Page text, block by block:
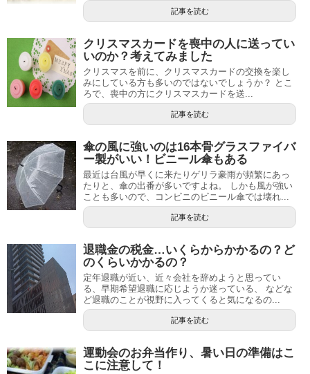
記事を読む
クリスマスカードを喪中の人に送ってい
いのか？考えてみました
クリスマスを前に、クリスマスカードの交換を楽し
みにしている方も多いのではないでしょうか？ とこ
ろで、喪中の方にクリスマスカードを送...
記事を読む
傘の風に強いのは16本骨グラスファイバ
ー製がいい！ビニール傘もある
最近は台風が早くに来たりゲリラ豪雨が頻繁にあっ
たりと、傘の出番が多いですよね。 しかも風が強い
ことも多いので、コンビニのビニール傘では壊れ...
記事を読む
退職金の税金…いくらからかかるの？ど
のくらいかかるの？
定年退職が近い、近々会社を辞めようと思ってい
る、早期希望退職に応じようか迷っている、 などな
ど退職のことが視野に入ってくると気になるの...
記事を読む
運動会のお弁当作り、暑い日の準備はこ
こに注意して！